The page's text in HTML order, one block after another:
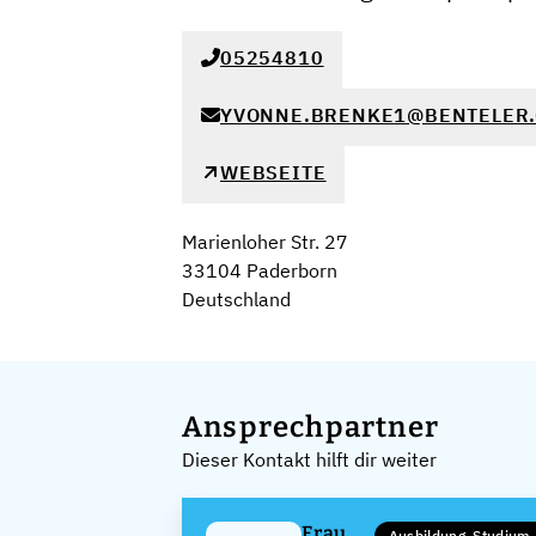
05254810
WEBSEITE
Marienloher Str. 27
33104 Paderborn
Deutschland
Ansprechpartner
Dieser Kontakt hilft dir weiter